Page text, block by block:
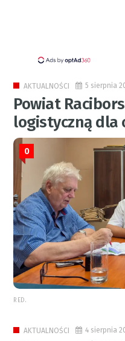
AKTUALNOŚCI 5 sierpnia
Powiat
logistyczną dla
0
RED.
AKTUALNOŚCI 4 sierpnia